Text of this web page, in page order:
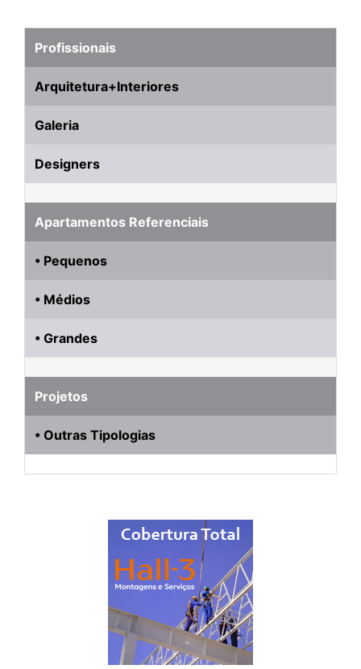
Profissionais
Arquitetura+Interiores
Galeria
Designers
Apartamentos Referenciais
• Pequenos
• Médios
• Grandes
Projetos
• Outras Tipologias